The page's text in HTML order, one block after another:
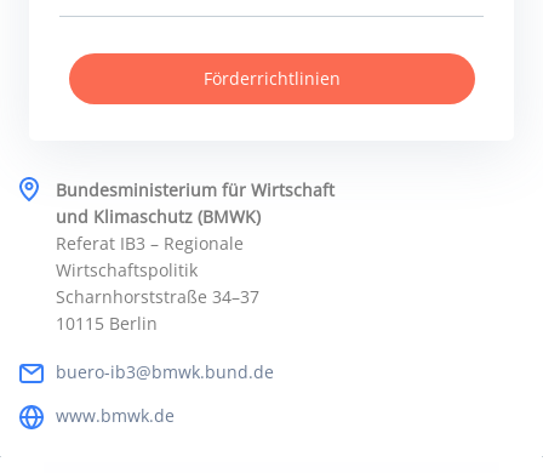
Bundesministerium für Wirtschaft
und Klimaschutz (BMWK)
Referat IB3 – Regionale
Wirtschaftspolitik
Scharnhorststraße 34–37
10115 Berlin
buero-ib3@bmwk.bund.de
www.bmwk.de
Förderrichtlinien